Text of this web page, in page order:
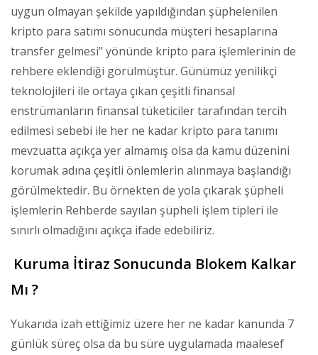
uygun olmayan şekilde yapıldığından şüphelenilen
kripto para satımı sonucunda müşteri hesaplarına
transfer gelmesi” yönünde kripto para işlemlerinin de
rehbere eklendiği görülmüştür. Günümüz yenilikçi
teknolojileri ile ortaya çıkan çeşitli finansal
enstrümanların finansal tüketiciler tarafından tercih
edilmesi sebebi ile her ne kadar kripto para tanımı
mevzuatta açıkça yer almamış olsa da kamu düzenini
korumak adına çeşitli önlemlerin alınmaya başlandığı
görülmektedir. Bu örnekten de yola çıkarak şüpheli
işlemlerin Rehberde sayılan şüpheli işlem tipleri ile
sınırlı olmadığını açıkça ifade edebiliriz.
Kuruma İtiraz Sonucunda Blokem Kalkar
Mı ?
Yukarıda izah ettiğimiz üzere her ne kadar kanunda 7
günlük süreç olsa da bu süre uygulamada maalesef